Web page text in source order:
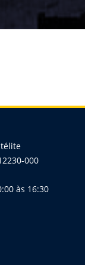
000
às 16:30